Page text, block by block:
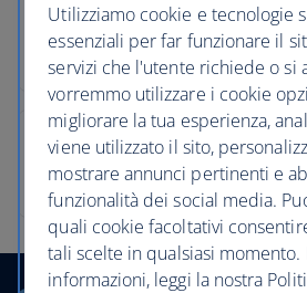
Utilizziamo cookie e tecnologie
essenziali per far funzionare il
servizi che l'utente richiede o si
vorremmo utilizzare i cookie
migliorare la tua esperienza,
viene utilizzato il sito,
mostrare annunci pertinenti e
funzionalità dei social media.
quali cookie facoltativi
tali scelte in qualsiasi momento.
informazioni, leggi la nostra